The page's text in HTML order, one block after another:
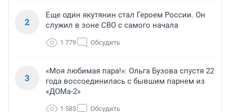
2
Еще один якутянин стал Героем России. Он
служил в зоне СВО с самого начала
1 779 Обсудить
3
«Моя любимая пара!»: Ольга Бузова спустя 22
года воссоединилась с бывшим парнем из
«ДОМа-2»
1 585 Обсудить